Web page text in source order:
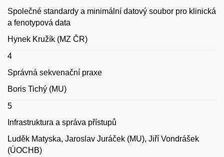
Společné standardy a minimální datový soubor pro klinická
a fenotypová data
Hynek Kružík (MZ ČR)
4
Správná sekvenační praxe
Boris Tichý (MU)
5
Infrastruktura a správa přístupů
Luděk Matyska, Jaroslav Juráček (MU), Jiří Vondrášek
(ÚOCHB)